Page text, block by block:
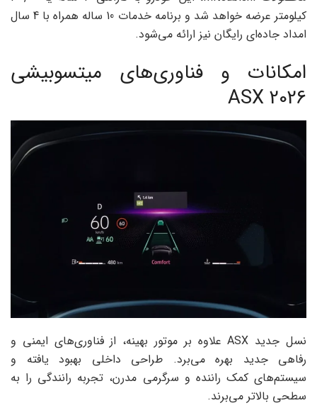
کیلومتر عرضه خواهد شد و برنامه خدمات 10 ساله همراه با 4 سال
امداد جاده‌ای رایگان نیز ارائه می‌شود.
امکانات و فناوری‌های میتسوبیشی
ASX 2026
نسل جدید ASX علاوه بر موتور بهینه، از فناوری‌های ایمنی و
رفاهی جدید بهره می‌برد. طراحی داخلی بهبود یافته و
سیستم‌های کمک راننده و سرگرمی مدرن، تجربه رانندگی را به
سطحی بالاتر می‌برند.